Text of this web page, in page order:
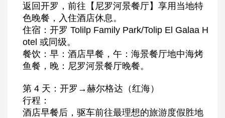
返回开罗，前往【尼罗河景餐厅】享用当地特
色晚餐，入住酒店休息。
住宿：开罗 Tolilp Family Park/Tolip El Galaa H
otel 或同级。
餐饮：早：酒店早餐，午：海景餐厅地中海烤
鱼餐，晚：尼罗河景餐厅晚餐。
第 4 天：开罗→赫尔格达（红海）
行程：
酒店早餐后，驱车前往最理想的旅游度假胜地